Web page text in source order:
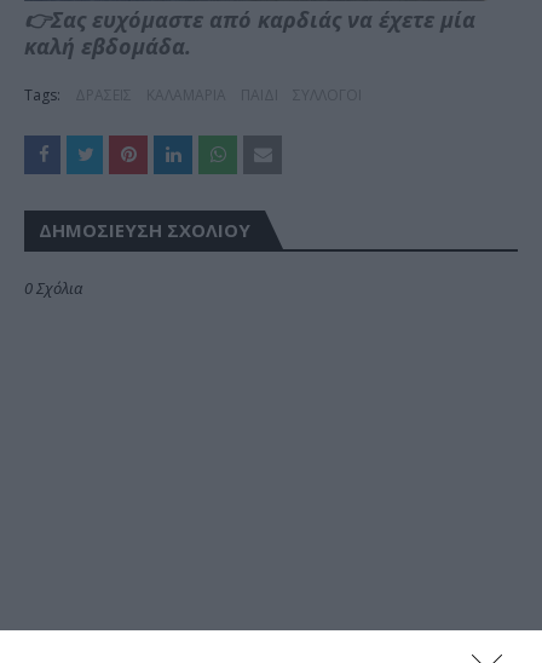
👉Σας ευχόμαστε από καρδιάς να έχετε μία
καλή εβδομάδα.
Tags:
ΔΗΜΟΣΊΕΥΣΗ ΣΧΟΛΊΟΥ
0 Σχόλια